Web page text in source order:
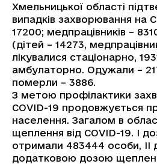
Хмельницької області
випадків захворювання на
17200; медпрацівників –
(дітей – 14273,
лікувалися стаціонарно,
амбулаторно. Одужали –
померли – 3886.
З метою профілактики
COVID-19 продовжується
населення. Загалом в
щеплення від COVID-19. І
отримали 483444 особи, ІІ
додатковою дозою